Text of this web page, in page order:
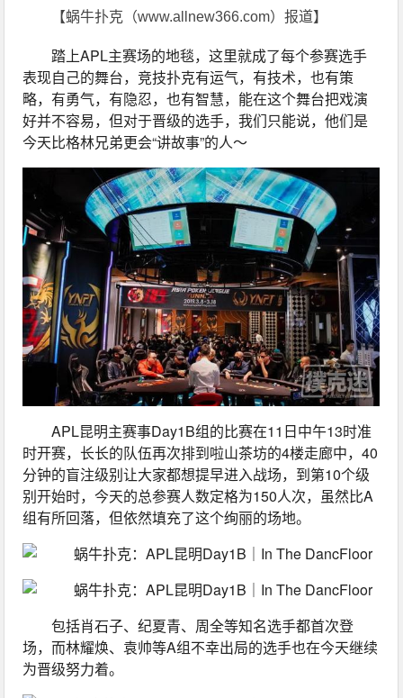
【蜗牛扑克（www.allnew366.com）报道】
踏上APL主赛场的地毯，这里就成了每个参赛选手
表现自己的舞台，竞技扑克有运气，有技术，也有策
略，有勇气，有隐忍，也有智慧，能在这个舞台把戏演
好并不容易，但对于晋级的选手，我们只能说，他们是
今天比格林兄弟更会“讲故事”的人～
APL昆明主赛事Day1B组的比赛在11日中午13时准
时开赛，长长的队伍再次排到啦山茶坊的4楼走廊中，40
分钟的盲注级别让大家都想提早进入战场，到第10个级
别开始时，今天的总参赛人数定格为150人次，虽然比A
组有所回落，但依然填充了这个绚丽的场地。
包括肖石子、纪夏青、周全等知名选手都首次登
场，而林耀焕、袁帅等A组不幸出局的选手也在今天继续
为晋级努力着。